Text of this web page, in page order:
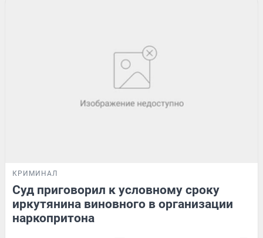
КРИМИНАЛ
Суд приговорил к условному сроку
иркутянина виновного в организации
наркопритона